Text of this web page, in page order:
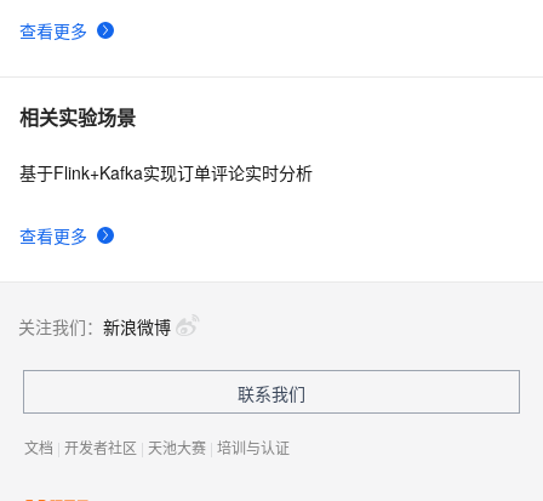
查看更多
相关实验场景
查看更多
基于Flink+Kafka实现订单评论实时分析
关注我们： 新浪微博
联系我们
文档 | 开发者社区 | 天池大赛 | 培训与认证